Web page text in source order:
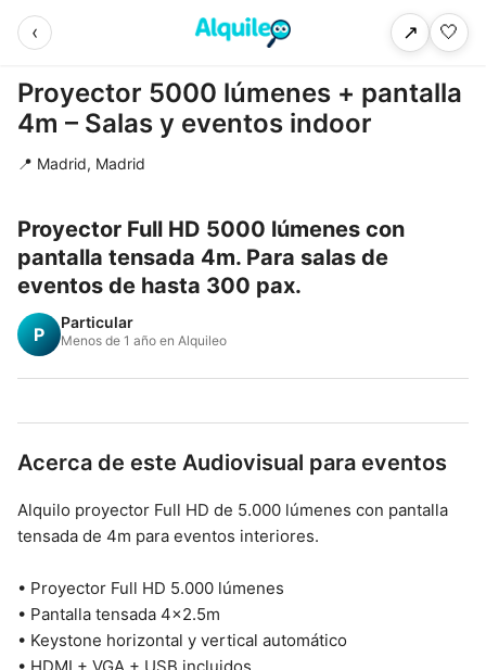
‹ ↗ 🤍
Proyector 5000 lúmenes + pantalla
4m – Salas y eventos indoor
📍 Madrid, Madrid
Proyector Full HD 5000 lúmenes con
pantalla tensada 4m. Para salas de
eventos de hasta 300 pax.
P
Particular
Menos de 1 año en Alquileo
Acerca de este Audiovisual para eventos
Alquilo proyector Full HD de 5.000 lúmenes con pantalla
tensada de 4m para eventos interiores.
• Proyector Full HD 5.000 lúmenes
• Pantalla tensada 4×2.5m
• Keystone horizontal y vertical automático